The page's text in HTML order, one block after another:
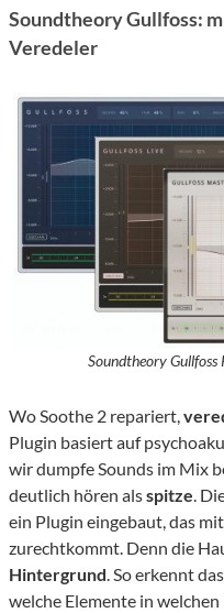
Soundtheory Gullfoss:
Veredeler
Soundtheory Gullfoss
Wo Soothe 2 repariert,
Plugin basiert auf
wir dumpfe Sounds im Mix
deutlich hören alsspitze.
ein Plugin eingebaut, das
zurechtkommt. Denn die
Hintergrund. So erkennt
welche Elemente in